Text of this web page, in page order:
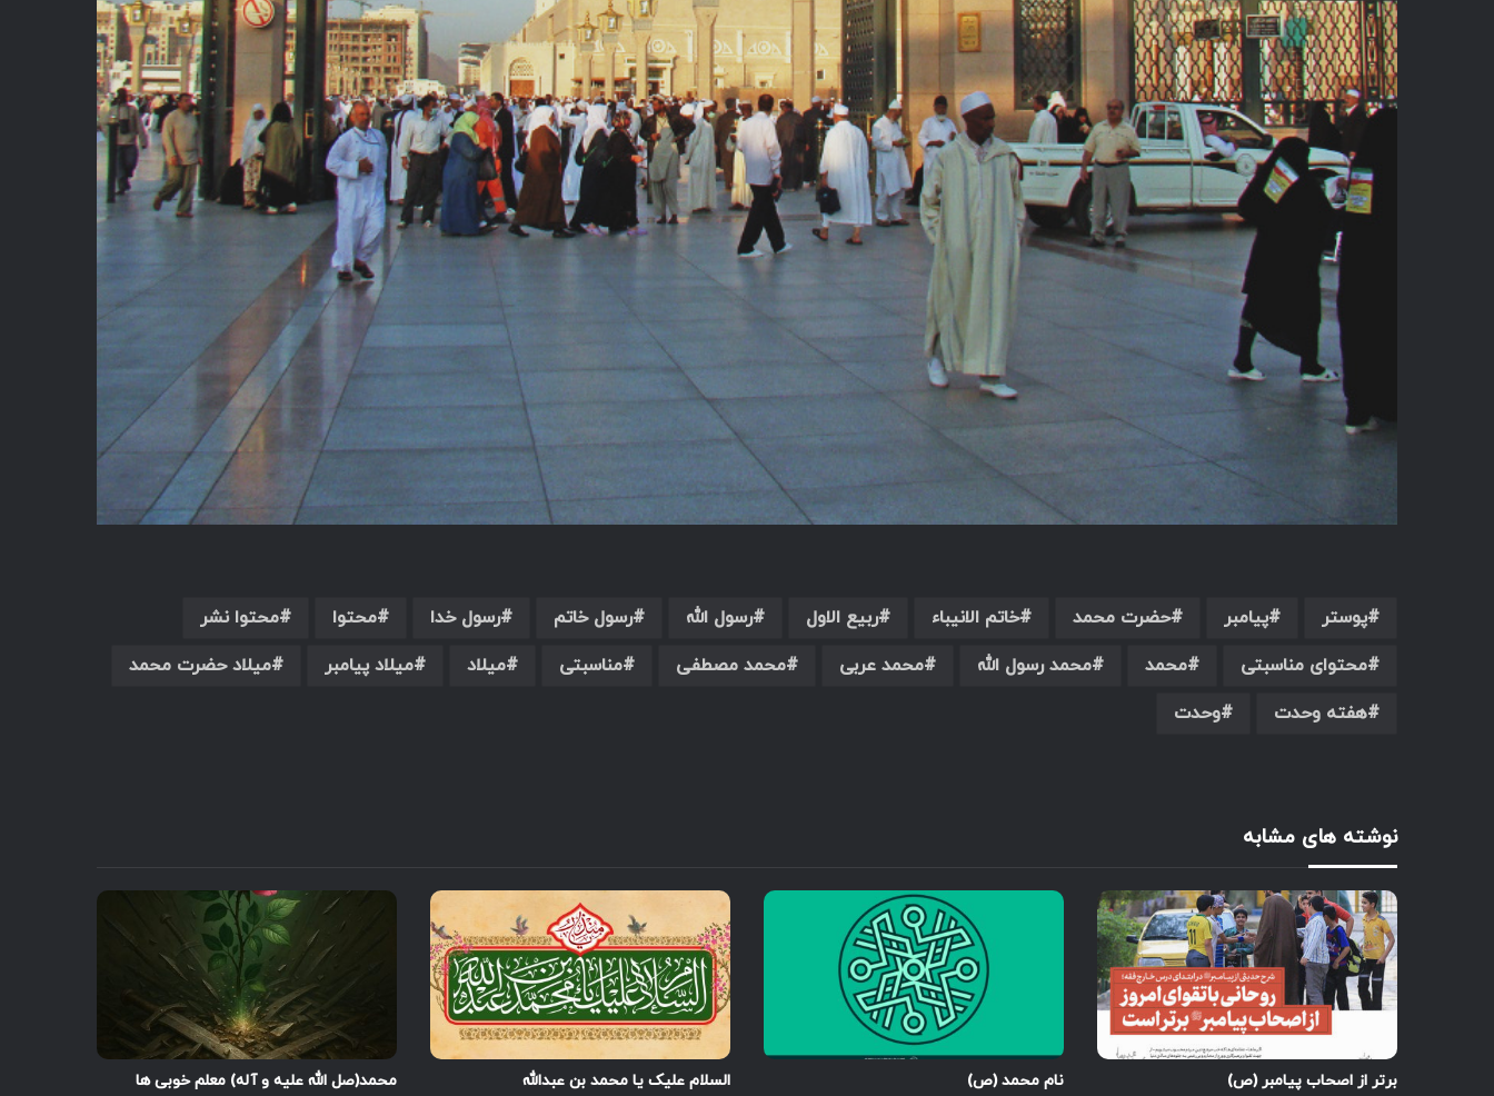
پوستر پیامبر حضرت محمد خاتم الانیباء ربیع الاول رسول الله رسول خاتم رسول خدا محتوا
محتوا نشر
محتوای مناسبتی
محمد محمد رسول الله محمد عربی محمد مصطفی مناسبتی میلاد میلاد پیامبر
میلاد حضرت محمد
هفته وحدت
وحدت
نوشته های مشابه
برتر از اصحاب پیامبر (ص) نام محمد (ص) السلام علیک یا محمد بن عبدالله محمد(صل الله علیه و آله) معلم خوبی ها